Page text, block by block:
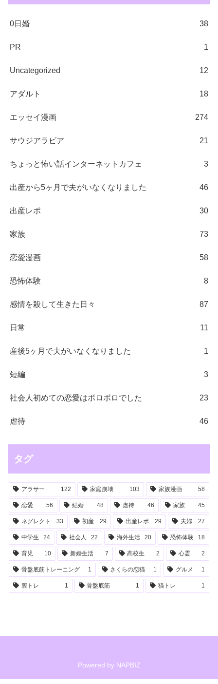
0日婚 38
PR 1
Uncategorized 12
アダルト 18
エッセイ漫画 274
サウジアラビア 21
ちょっと怖い話インターネットカフェ 3
出産から5ヶ月で夫がいなくなりました 46
出産レポ 30
家族 73
恋愛漫画 58
恐怖体験 8
感情を殺して生きた日々 87
日常 11
産後5ヶ月で夫がいなくなりました 1
短編 3
社会人初めての恋愛はボロボロでした 23
虐待 46
タグ
アラサー 122 家庭崩壊 103 家族漫画 58
恋愛 56 結婚 48 虐待 46 家族 45
ネグレクト 33 初産 29 出産レポ 29 夫婦 27
中学生 24 社会人 22 海外生活 20 恐怖体験 18
育児 10 新婚生活 7 高校生 2 心霊 2
骨盤底筋トレーニング 1 さくらの恋猫 1 グルメ 1
膣トレ 1 骨盤底筋 1 猫トレ 1
Powered by NAPBIZ